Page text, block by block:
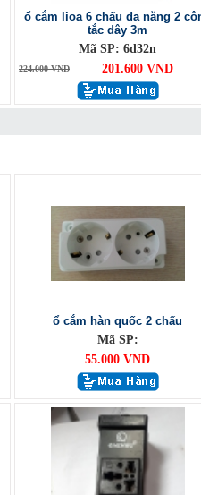
ổ cắm lioa 6 chấu đa năng 2
tắc dây 3m
Mã SP: 6d32n
224.000 VND 201.600 VND
ổ cắm hàn quốc 2 chấu
Mã SP:
55.000 VND